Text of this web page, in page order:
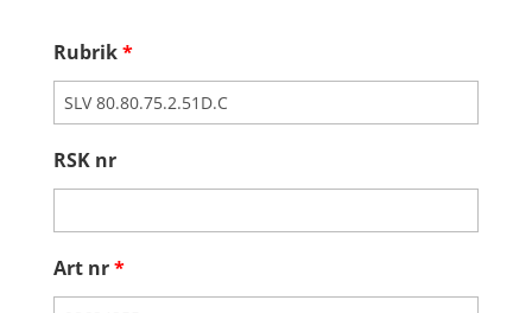
Rubrik*
RSK nr
Art nr*